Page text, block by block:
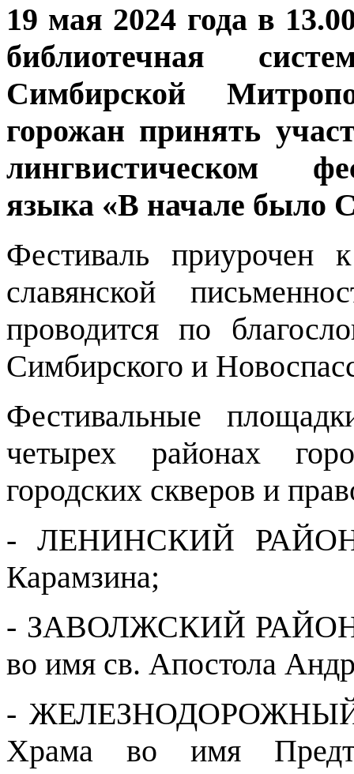
19 мая 2024 года в
библиотечная
Симбирской
горожан принять
лингвистическом
языка «В начале было
Фестиваль приурочен
славянской
проводится по
Симбирского и
Фестивальные
четырех районах
городских скверов и
- ЛЕНИНСКИЙ
Карамзина;
- ЗАВОЛЖСКИЙ РАЙОН -
во имя св. Апостола
- ЖЕЛЕЗНОДОРОЖНЫЙ
Храма во имя